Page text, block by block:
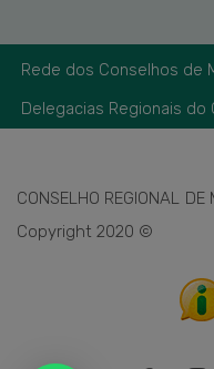
Rede dos Conselhos de
Delegacias Regionais do
CONSELHO REGIONAL
Copyright 2020 ©